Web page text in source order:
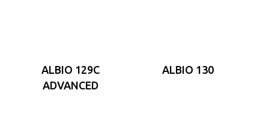
ALBIO 129C
ADVANCED
ALBIO 130